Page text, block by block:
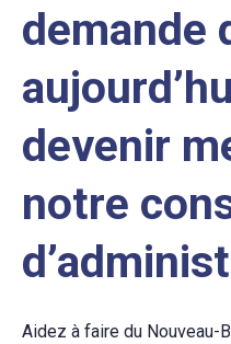
demande
devenir
notre
Aidez à faire du Nouveau-